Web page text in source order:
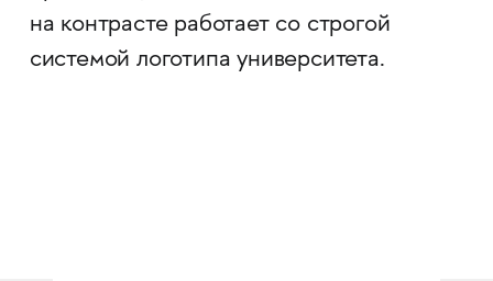
на контрасте работает со строгой
системой логотипа университета.